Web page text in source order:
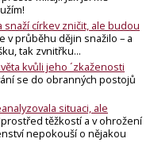
církev zničit, ale budou
v průběhu dějin snažilo – a
tak zvnitřku...
kvůli jeho ´zkaženosti
se do obranných postojů
situaci, ale
těžkostí a v ohrožení
nepokouší o nějakou